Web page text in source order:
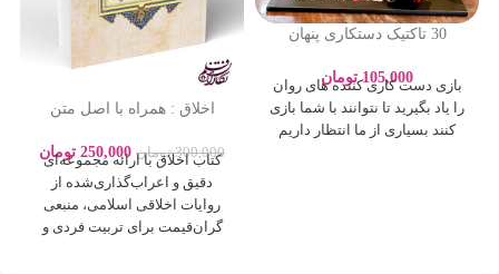
30 تاکتیک دستکاری پنهان
پورباقر – نشر یوشیتا
105,000 تومان
بازی دست کاری کننده های روان
را یاد بگیرید تا نتوانند با شما بازی
کنند بسیاری از ما انتظار داریم
اخلاق : همراه با اصل متن
300,000 تومان 250,000 تومان
کتاب اخلاق با ارائه مجموعه‌ای
دقیق و اعراب‌گذاری‌شده از
روایات اخلاقی اسلامی، منبعی
گران‌قیمت برای تربیت فردی و